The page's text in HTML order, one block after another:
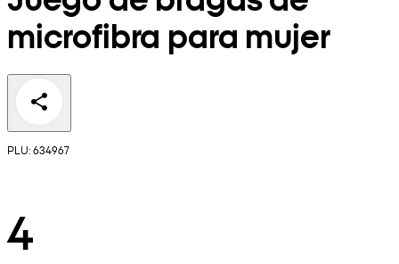
microfibra para mujer
PLU: 634967
4